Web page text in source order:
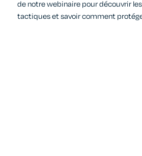
de notre webinaire pour découvrir
tactiques et savoir comment